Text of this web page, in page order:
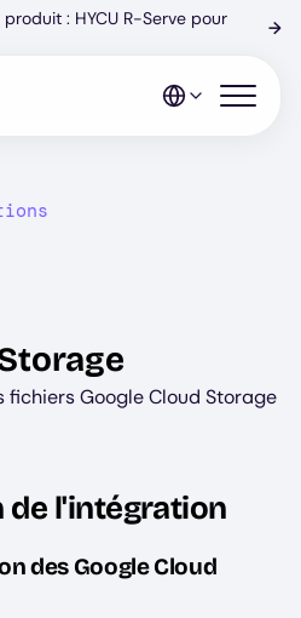
: HYCU R-Serve pour
→
Open
fichiers Google Cloud Storage
de l'intégration
des Google Cloud